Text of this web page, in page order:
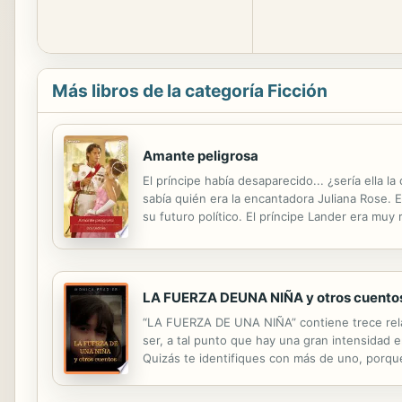
Más libros de la categoría Ficción
Amante peligrosa
El príncipe había desaparecido... ¿sería ella
sabía quién era la encantadora Juliana
su futuro político. El príncipe Lander era
LA FUERZA DEUNA NIÑA y otros
“LA FUERZA DE UNA NIÑA” contiene trece
ser, a tal punto que hay una gran intensidad
Quizás te identifiques con más de uno,